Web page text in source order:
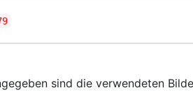
sind die verwendeten